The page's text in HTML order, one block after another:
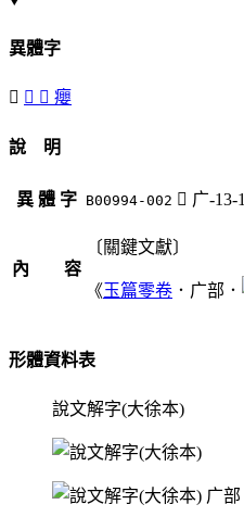
異體字
󷟦 󷟧 󷟥 癭
說 明
異 體 字 B00994-002 󷟦 广-13-
內 容
〔關鍵文獻〕
《玉篇零卷 ．广部．
形體資料表
說文解字(大徐本)